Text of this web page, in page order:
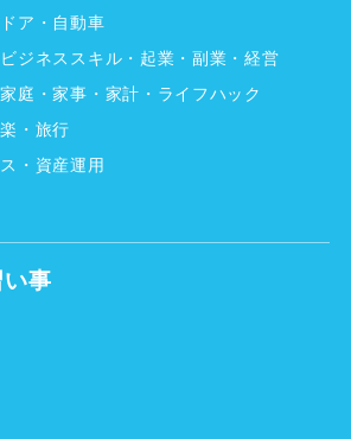
ア・自動車
ジネススキル・起業・副業・経営
庭・家事・家計・ライフハック
・旅行
・資産運用
事